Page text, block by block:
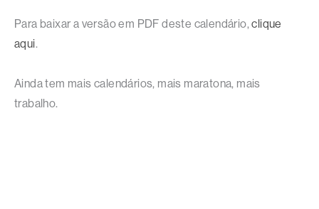
Para baixar a versão em PDF deste calendário,clique
aqui.
Ainda tem mais calendários, mais maratona, mais
trabalho.